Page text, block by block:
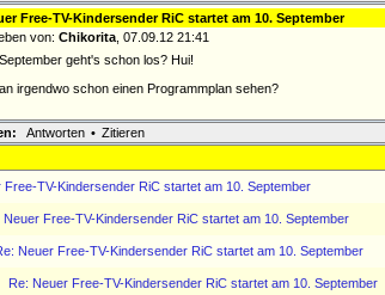
Free-TV-Kindersender RiC startet am 10. September
von: Chikorita, 07.09.12 21:41
geht's schon los? Hui!
irgendwo schon einen Programmplan sehen?
Antworten • Zitieren
Free-TV-Kindersender RiC startet am 10. September
Neuer Free-TV-Kindersender RiC startet am 10. September
Neuer Free-TV-Kindersender RiC startet am 10. September
Re: Neuer Free-TV-Kindersender RiC startet am 10. September